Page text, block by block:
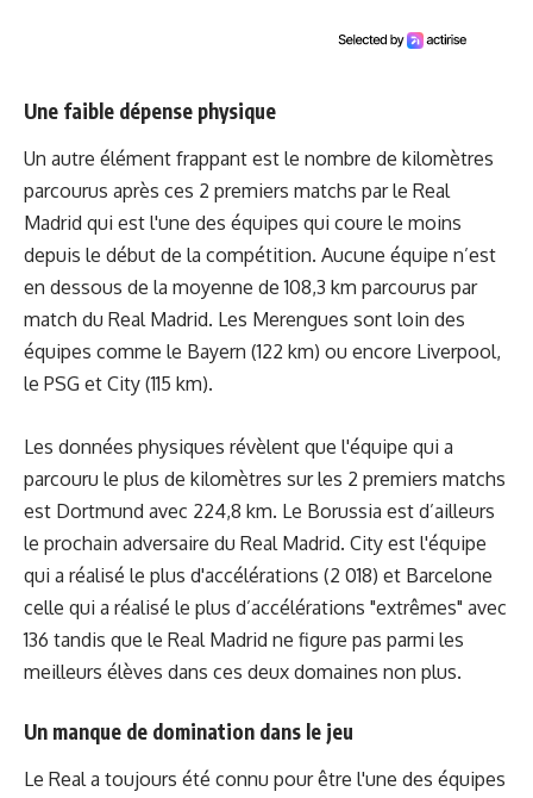
Une faible dépense physique
Un autre élément frappant est le nombre de kilomètres
parcourus après ces 2 premiers matchs par le Real
Madrid qui est l'une des équipes qui coure le moins
depuis le début de la compétition. Aucune équipe n’est
en dessous de la moyenne de 108,3 km parcourus par
match du Real Madrid. Les Merengues sont loin des
équipes comme le Bayern (122 km) ou encore Liverpool,
le PSG et City (115 km).
Les données physiques révèlent que l'équipe qui a
parcouru le plus de kilomètres sur les 2 premiers matchs
est Dortmund avec 224,8 km. Le Borussia est d’ailleurs
le prochain adversaire du Real Madrid. City est l'équipe
qui a réalisé le plus d'accélérations (2 018) et Barcelone
celle qui a réalisé le plus d’accélérations "extrêmes" avec
136 tandis que le Real Madrid ne figure pas parmi les
meilleurs élèves dans ces deux domaines non plus.
Un manque de domination dans le jeu
Le Real a toujours été connu pour être l'une des équipes